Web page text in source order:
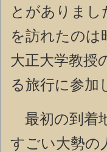
とがありまし
を訪れたのは
大正大学教授
る旅行に参加
最初の到着
すごい大勢の